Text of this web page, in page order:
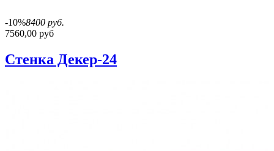
-10%8400 руб.
7560,00 руб
Стенка Декер-24